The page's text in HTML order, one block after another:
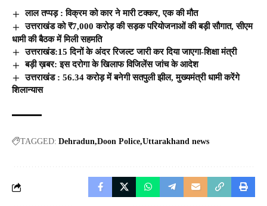
लाल तप्पड़ : विक्रम को कार ने मारी टक्कर, एक की मौत
उत्तराखंड को ₹7,000 करोड़ की सड़क परियोजनाओं की बड़ी सौगात, सीएम
धामी की बैठक में मिली सहमति
उत्तराखंड:15 दिनों के अंदर रिजल्ट जारी कर दिया जाएगा-शिक्षा मंत्री
बड़ी ख़बर: इस दरोगा के खिलाफ विजिलेंस जांच के आदेश
उत्तराखंड : 56.34 करोड़ में बनेगी सतपुली झील, मुख्यमंत्री धामी करेंगे
शिलान्यास
TAGGED: Dehradun Doon Police Uttarakhand news